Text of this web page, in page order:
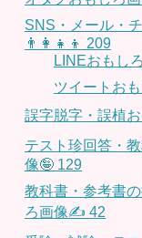
SNS・メール・
👨‍👩‍👧‍👦 209
LINEおもし
ツイートお
誤字脱字・誤植
テスト珍回答・
像🤪 129
教科書・参考書
ろ画像✍️ 42